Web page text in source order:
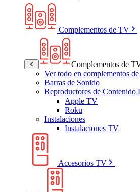
Complementos de TV
Complementos de
Ver todo en complementos
Barras de Sonido
Reproductores de Contenido
Apple TV
Roku
Instalaciones
Instalaciones TV
Accesorios TV